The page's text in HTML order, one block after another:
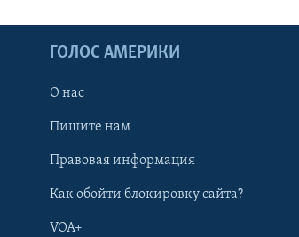
ГОЛОС АМЕРИКИ
О нас
Пишите нам
Правовая информация
Как обойти блокировку сайта?
VOA+